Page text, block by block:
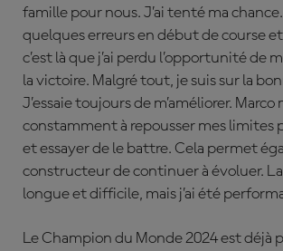
famille pour nous. J’ai tenté ma chance.
quelques erreurs en début de course
c’est là que j’ai perdu l’opportunité de
la victoire. Malgré tout, je suis sur la
J’essaie toujours de m’améliorer. Marco
constamment à repousser mes limites
et essayer de le battre. Cela permet
constructeur de continuer à évoluer.
longue et difficile, mais j’ai été
Le Champion du Monde 2024 est déjà